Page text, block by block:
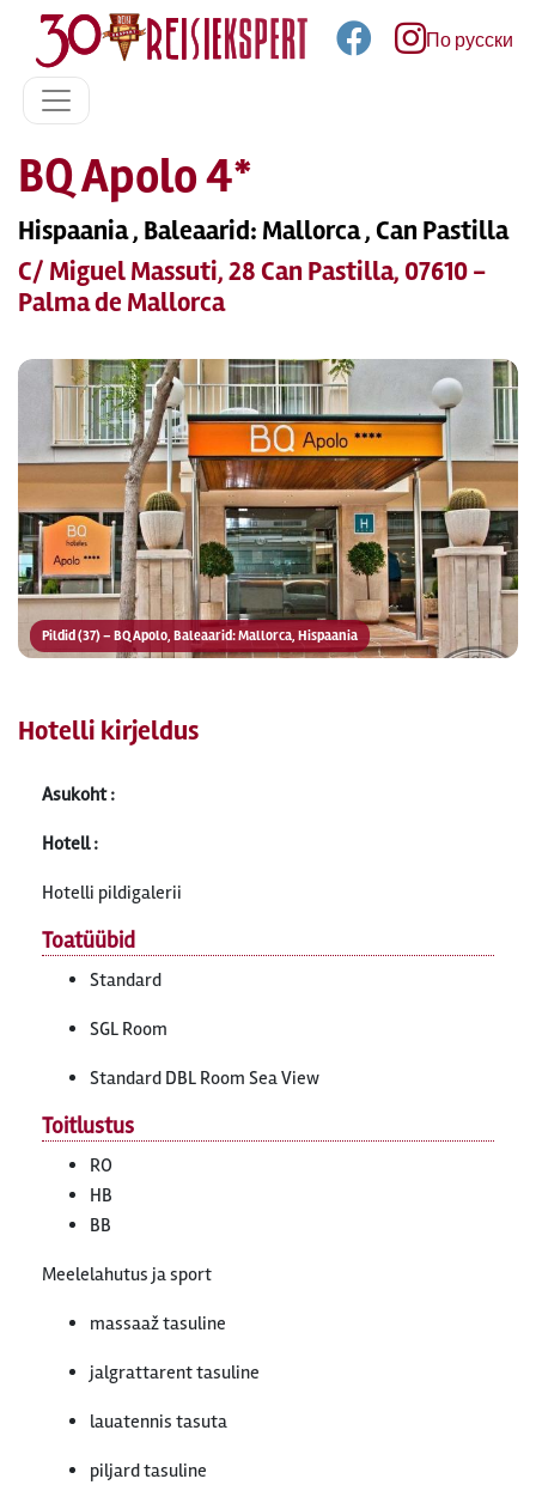
По русски
BQ Apolo 4*
Hispaania , Baleaarid: Mallorca , Can Pastilla
C/ Miguel Massuti, 28 Can Pastilla, 07610 -
Palma de Mallorca
Pildid (37) – BQ Apolo, Baleaarid: Mallorca, Hispaania
Hotelli kirjeldus
Asukoht :
Hotell :
Hotelli pildigalerii
Toatüübid
Standard
SGL Room
Standard DBL Room Sea View
Toitlustus
RO
HB
BB
Meelelahutus ja sport
massaaž tasuline
jalgrattarent tasuline
lauatennis tasuta
piljard tasuline